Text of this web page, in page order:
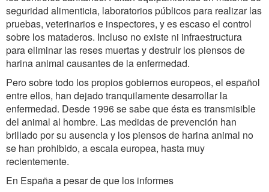
seguridad alimenticia, laboratorios públicos para realizar las
pruebas, veterinarios e inspectores, y es escaso el control
sobre los mataderos. Incluso no existe ni infraestructura
para eliminar las reses muertas y destruir los piensos de
harina animal causantes de la enfermedad.
Pero sobre todo los propios gobiernos europeos, el español
entre ellos, han dejado tranquilamente desarrollar la
enfermedad. Desde 1996 se sabe que ésta es transmisible
del animal al hombre. Las medidas de prevención han
brillado por su ausencia y los piensos de harina animal no
se han prohibido, a escala europea, hasta muy
recientemente.
En España a pesar de que los informes